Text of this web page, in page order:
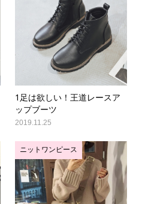
1足は欲しい！王道レースア
ップブーツ
2019.11.25
ニットワンピース